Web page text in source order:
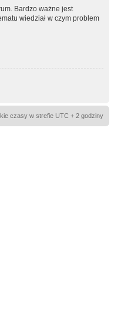
Bardzo ważne jest
wiedział w czym problem
czasy w strefie UTC + 2 godziny